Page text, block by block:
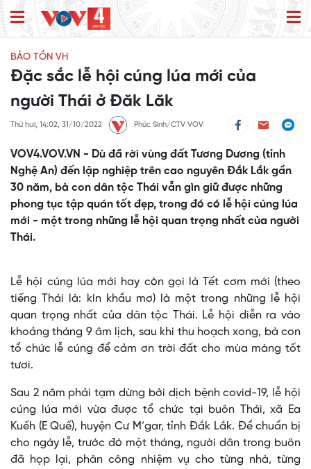
BẢO TỒN VH
Đặc sắc lễ hội cúng lúa mới của
người Thái ở Đăk Lăk
Thứ hai, 14:02, 31/10/2022 Phúc Sinh/CTV VOV
VOV4.VOV.VN - Dù đã rời vùng đất Tương Dương (tỉnh
Nghệ An) đến lập nghiệp trên cao nguyên Đắk Lắk gần
30 năm, bà con dân tộc Thái vẫn gìn giữ được những
phong tục tập quán tốt đẹp, trong đó có lễ hội cúng lúa
mới - một trong những lễ hội quan trọng nhất của người
Thái.
Lễ hội cúng lúa mới hay còn gọi là Tết cơm mới (theo
tiếng Thái là: kín khầu mơ) là một trong những lễ hội
quan trọng nhất của dân tộc Thái. Lễ hội diễn ra vào
khoảng tháng 9 âm lịch, sau khi thu hoạch xong, bà con
tổ chức lễ cúng để cảm ơn trời đất cho mùa màng tốt
tươi.
Sau 2 năm phải tạm dừng bởi dịch bệnh covid-19, lễ hội
cúng lúa mới vừa được tổ chức tại buôn Thái, xã Ea
Kuếh (E Quế), huyện Cư M’gar, tỉnh Đắk Lắk. Để chuẩn bị
cho ngày lễ, trước đó một tháng, người dân trong buôn
đã họp lại, phân công nhiệm vụ cho từng nhà, từng